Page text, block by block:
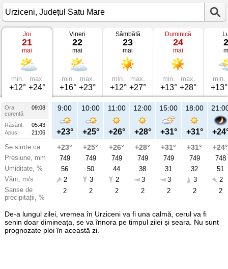
Vremea
Urziceni
mai
2026
Județul
Satu
Joi
21
mai
min.
+12°
max.
+24°
Vineri
22
mai
min.
+16°
max.
+23°
Sâmbătă
23
mai
min.
+12°
max.
+27°
Duminică
24
mai
min.
+13°
max.
+28°
min.
+13°
Ora
09:08
curentă
Răsărit:
05:43
Apus:
21:06
Se simte ca
Presiune, mm
Umiditate, %
Vânt, m/s
Șanse de
precipitații, %
9:00
+23°
+23°
749
56
2
2
10:00
+25°
+25°
749
50
3
2
11:00
+26°
+26°
749
44
2
2
12:00
+28°
+28°
749
38
3
2
15:00
+31°
+31°
749
31
3
2
18:00
+31°
+31°
749
32
3
2
+24°
748
51
2
2
De-a lungul zilei, vremea în Urziceni va fi una calmă, cerul va fi
senin doar dimineața, se va înnora pe timpul zilei și seara. Nu sunt
prognozate ploi în această zi.